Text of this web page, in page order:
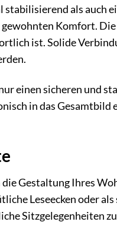
als auch
Komfort.
ist. Solide
einen sicheren und
in das
Gestaltung Ihres
Leseecken oder
Sitzgelegenheiten